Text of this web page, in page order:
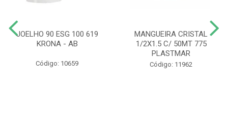
JOELHO 90 ESG 100 619
KRONA - AB
Código: 10659
MANGUEIRA CRISTAL
1/2X1.5 C/ 50MT 775
PLASTMAR
Código: 11962